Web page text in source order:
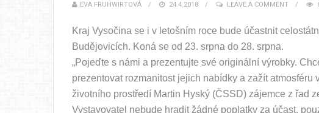
EVA FRUHWIRTOVÁ 24.4.2018 LEAVE A COMMENT
Kraj Vysočina se i v letošním roce bude účastnit
Budějovicích. Koná se od 23. srpna do 28. srpna.
„Pojeďte s námi a prezentujte své originální výrobky.
prezentovat rozmanitost jejich nabídky a zažít atmosféru
životního prostředí Martin Hyský (ČSSD) zájemce z řad
Vystavovatel nebude hradit žádné poplatky za účast,